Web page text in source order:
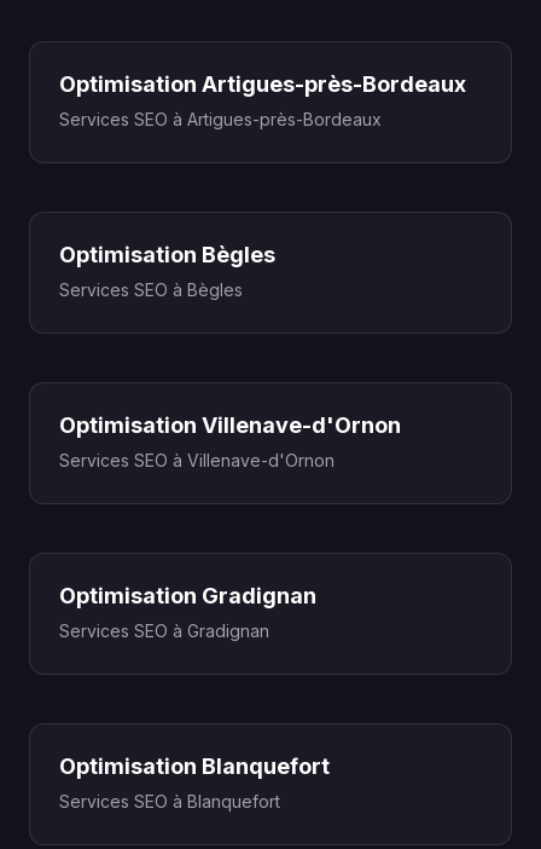
Optimisation Artigues-près-Bordeaux
Services SEO à Artigues-près-Bordeaux
Optimisation Bègles
Services SEO à Bègles
Optimisation Villenave-d'Ornon
Services SEO à Villenave-d'Ornon
Optimisation Gradignan
Services SEO à Gradignan
Optimisation Blanquefort
Services SEO à Blanquefort